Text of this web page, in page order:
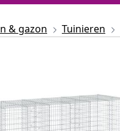
& gazon Tuinieren